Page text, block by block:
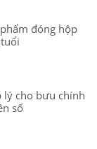
đóng hộp
lý cho bưu chính
số